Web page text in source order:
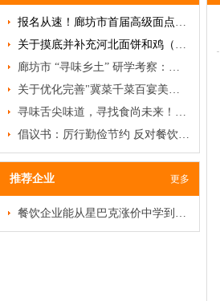
报名从速！廊坊市首届高级面点研修班即将开班！
关于摸底并补充河北面饼和鸡（禽）类名品、名吃、名菜的通知
廊坊市 “寻味乡土” 研学考察：破局餐饮低迷，挖掘乡土菜商机
关于优化完善"冀菜千菜百宴美食名录"及甄选推荐"河北冀菜百菜百品"活动的通知
寻味舌尖味道，寻找食尚未来！特色食材品鉴沙龙邀您赴约
倡议书：厉行勤俭节约 反对餐饮浪费
推荐企业 更多
餐饮企业能从星巴克涨价中学到什么？